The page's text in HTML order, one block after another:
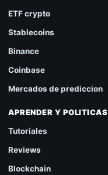
ETF crypto
Stablecoins
Binance
Coinbase
Mercados de prediccion
APRENDER Y POLITICAS
Tutoriales
Reviews
Blockchain